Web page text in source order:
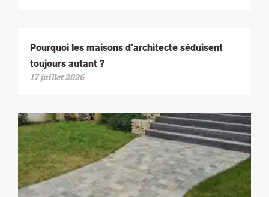
Pourquoi les maisons d’architecte séduisent
toujours autant ?
17 juillet 2026